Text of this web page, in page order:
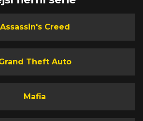
Assassin's Creed
Theft Auto
Mafia